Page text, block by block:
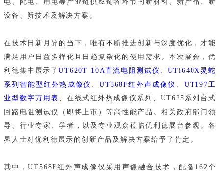
电、配电、用电等产业链供应链各环节的新材料、新产品、新
设备、新技术及解决方案。
在技术日新月异的当下，唯有不断推进创新与深度优化，才能
满足用户日益多样化且日趋复杂化的使用需求。本次展会，优
利德集中展示了UT620T 10A直流电阻测试仪 、 UTi640X灵蛇
系列智能型红外热成像仪 、UT568F红外声成像仪 、 UT197工
业型数字万用表 、在线式红外热成像仪系列、UT625系列台式
回路电阻测试仪（即将上市）等高性能产品。相关政府部门领
导、行业专家、学者，以及专业观众莅临优利德展台参观。各
界人士对优利德展示的创新产品及解决方案给予了肯定。
其中，UT568F红外声成像仪采用声像融合技术，配备162个